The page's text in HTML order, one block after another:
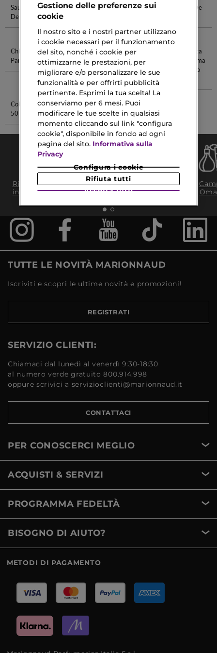
Sauvage Eau
De Parfum
Dior Homme
Eau De
Sauvage Eau
Libre Eau De
Chloe Eau De
Parfum
Bagnoschiuma
Alla Menta
Emulsione
Fluida
Regalo Festa
Della Mamma
Burro Corpo
Colorante Spf
50
Coco Eau De
Parfum
Ritiro in negozio
in 2H
Consegna Gratuita
da 35€​ in 24/48H
TUTTE LE NOVITÀ MARIONNAUD
Iscriviti e scopri le ultime novità e promozioni!
REGISTRATI
SERVIZIO CLIENTI:
Chiamaci dal lunedì al venerdì 9:30-18:30
al numero verde gratuito 800.914.998
oppure scrivici a servizioclienti@marionnaud.it
CONTATTACI
PER CONOSCERCI MEGLIO
ACQUISTI & SERVIZI
PROGRAMMA FEDELTÀ
BISOGNO DI AIUTO?
METODI DI PAGAMENTO
Gestione delle preferenze sui
cookie
Il nostro sito e i nostri partner utilizzano
i cookie necessari per il funzionamento
del sito, nonché i cookie per
ottimizzarne le prestazioni, per
migliorare e/o personalizzare le sue
funzionalità e per offrirti pubblicità
pertinente. Esprimi la tua scelta! La
conserviamo per 6 mesi. Puoi
modificare le tue scelte in qualsiasi
momento cliccando sul link "configura
cookie", disponibile in fondo ad ogni
pagina del sito. Informativa sulla
Privacy
Configura i cookie
Rifiuta tutti
Accetta tutti